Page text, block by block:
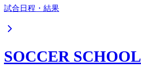
試合日程・結果
SOCCER SCHOOL